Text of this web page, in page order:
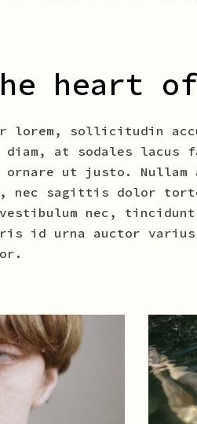
heart
lorem, sollicitudin
diam, at sodales
ut justo. Nullam
nec sagittis dolor
nec, tincidunt
id urna auctor